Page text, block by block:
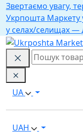
Звертаємо увагу,
Укрпошта Маркету
у селах/селищах —
UA
UAH